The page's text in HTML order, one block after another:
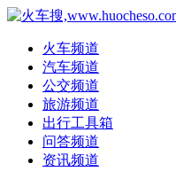
火车频道
汽车频道
公交频道
旅游频道
出行工具箱
问答频道
资讯频道